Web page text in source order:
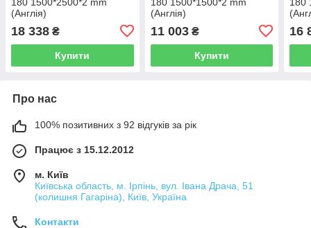
(Англія)
18 338 ₴
Купити
(Англія)
11 003₴
Купити
16
Про нас
100% позитивних з 92 відгуків за рік
Працює з 15.12.2012
м. Київ
Київська область, м. Ірпінь, вул. Івана Драча, 51
(колишня Гагаріна), Київ, Україна
Контакти